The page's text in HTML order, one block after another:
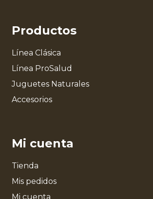
Productos
Línea Clásica
Línea ProSalud
Juguetes Naturales
Accesorios
Mi cuenta
Tienda
Mis pedidos
Mi cuenta